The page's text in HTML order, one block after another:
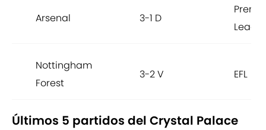
Arsenal 3-1 D
Nottingham
Forest
3-2 V EFL
Últimos 5 partidos del Crystal Palace